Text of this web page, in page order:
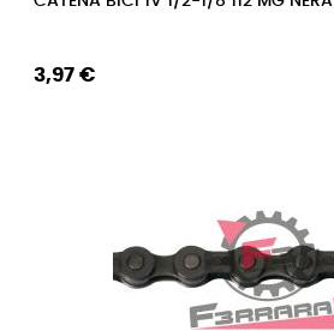
3,97 €